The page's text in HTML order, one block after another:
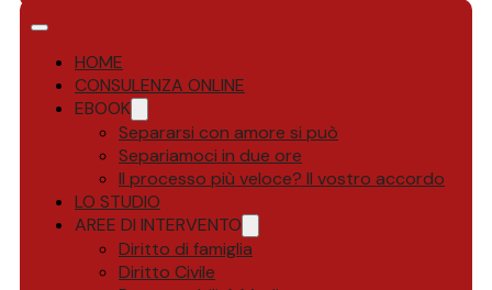
HOME
CONSULENZA ONLINE
EBOOK
Separarsi con amore si può
Separiamoci in due ore
Il processo più veloce? Il vostro accordo
LO STUDIO
AREE DI INTERVENTO
Diritto di famiglia
Diritto Civile